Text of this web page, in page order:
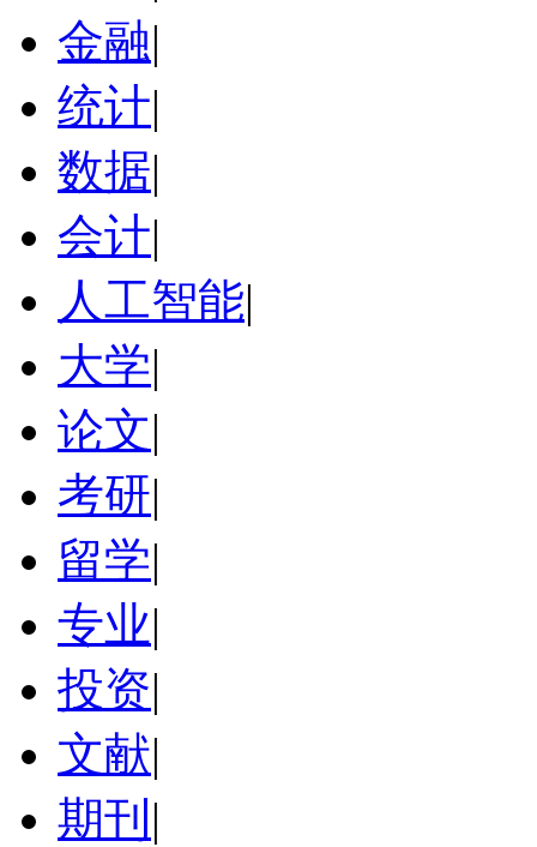
金融|
统计|
数据|
会计|
人工智能|
大学|
论文|
考研|
留学|
专业|
投资|
文献|
期刊 |